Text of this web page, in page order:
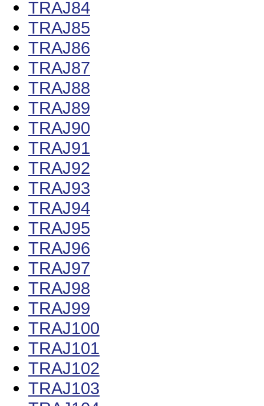
TRAJ84
TRAJ85
TRAJ86
TRAJ87
TRAJ88
TRAJ89
TRAJ90
TRAJ91
TRAJ92
TRAJ93
TRAJ94
TRAJ95
TRAJ96
TRAJ97
TRAJ98
TRAJ99
TRAJ100
TRAJ101
TRAJ102
TRAJ103